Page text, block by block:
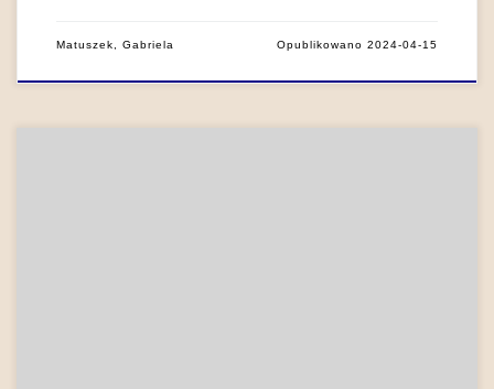
Matuszek, Gabriela Opublikowano2024-04-15